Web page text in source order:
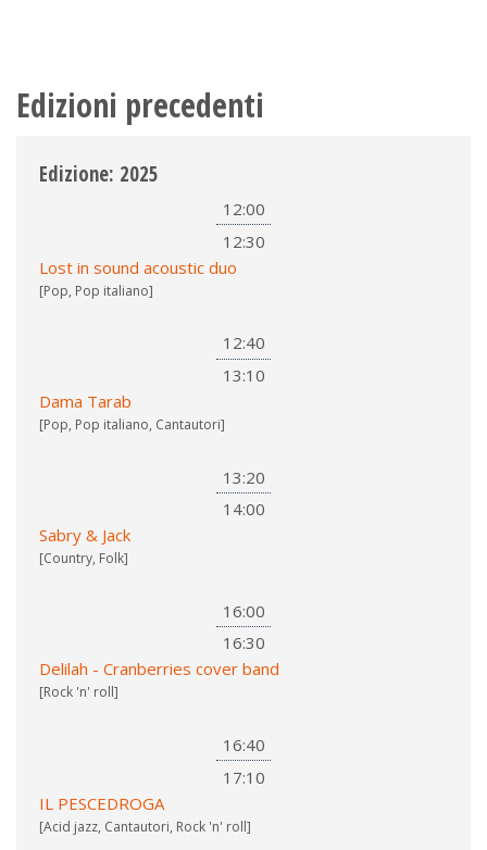
Edizioni precedenti
Edizione: 2025
12:00
12:30
Lost in sound acoustic duo
[Pop, Pop italiano]
12:40
13:10
Dama Tarab
[Pop, Pop italiano, Cantautori]
13:20
14:00
Sabry & Jack
[Country, Folk]
16:00
16:30
Delilah - Cranberries cover band
[Rock 'n' roll]
16:40
17:10
IL PESCEDROGA
[Acid jazz, Cantautori, Rock 'n' roll]